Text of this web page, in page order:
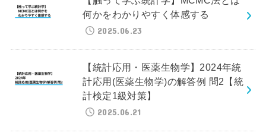
何かをわかりやすく体感する
2025.06.23
【統計応用・医薬生物学】2024年統
計応用(医薬生物学)の解答例 問2【統
計検定1級対策】
2025.06.21